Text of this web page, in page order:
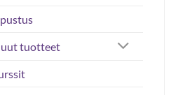
tuotteet